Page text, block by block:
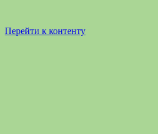
Перейти к контенту